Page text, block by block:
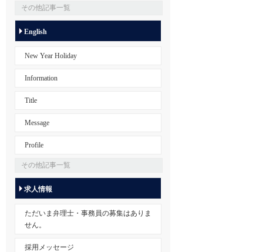
その他記事一覧
English
New Year Holiday
Information
Title
Message
Profile
その他記事一覧
求人情報
ただいま弁理士・事務員の募集はありま
せん。
採用メッセージ